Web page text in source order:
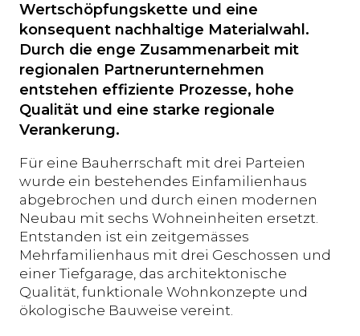
Wertschöpfungskette und eine
konsequent nachhaltige Materialwahl.
Durch die enge Zusammenarbeit mit
regionalen Partnerunternehmen
entstehen effiziente Prozesse, hohe
Qualität und eine starke regionale
Verankerung.
Für eine Bauherrschaft mit drei Parteien
wurde ein bestehendes Einfamilienhaus
abgebrochen und durch einen modernen
Neubau mit sechs Wohneinheiten ersetzt.
Entstanden ist ein zeitgemässes
Mehrfamilienhaus mit drei Geschossen und
einer Tiefgarage, das architektonische
Qualität, funktionale Wohnkonzepte und
ökologische Bauweise vereint.